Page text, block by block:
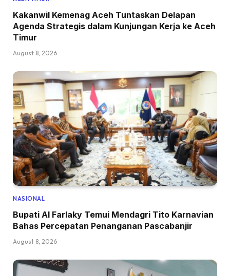
Kakanwil Kemenag Aceh Tuntaskan Delapan
Agenda Strategis dalam Kunjungan Kerja ke Aceh
Timur
August 8, 2026
NASIONAL
Bupati Al Farlaky Temui Mendagri Tito Karnavian
Bahas Percepatan Penanganan Pascabanjir
August 8, 2026